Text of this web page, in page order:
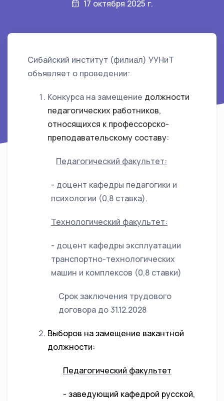
17 октября 2025 г.
Сибайский институт (филиал) УУНиТ
объявляет о проведении:
Конкурса на замещение должности
педагогических работников,
относящихся к профессорско-
преподавательскому составу:
Педагогический факультет:
- доцент кафедры педагогики и
психологии (0,8 ставка).
Технологический факультет:
- доцент кафедры эксплуатации
транспортно-технологических
машин и комплексов (0,8 ставки)
Срок заключения трудового
договора до 31.12.2028
Выборов на замещение вакантной
должности:
Педагогический факультет
- заведующий кафедрой русской,